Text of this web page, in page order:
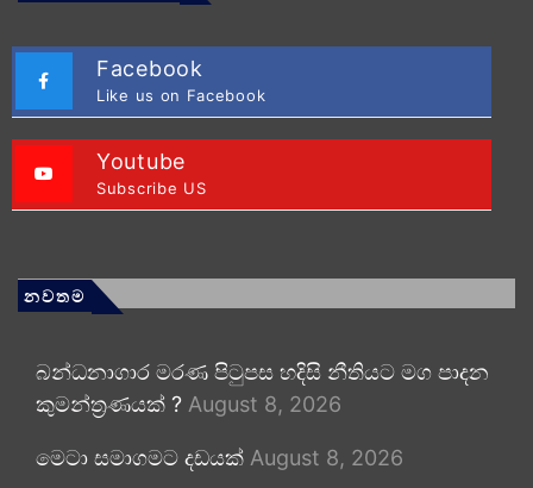
Facebook
Like us on Facebook
Youtube
Subscribe US
නවතම
බන්ධනාගාර මරණ පිටුපස හදිසි නීතියට මග පාදන
කුමන්ත්‍රණයක් ? August 8, 2026
මෙටා සමාගමට දඩයක් August 8, 2026